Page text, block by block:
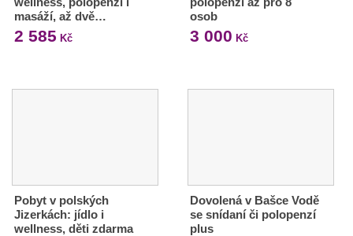
masáží, až dvě…
2 585 Kč
osob
3 000 Kč
Pobyt v polských
Jizerkách: jídlo i
wellness, děti zdarma
Dovolená v Bašce Vodě
se snídaní či polopenzí
plus